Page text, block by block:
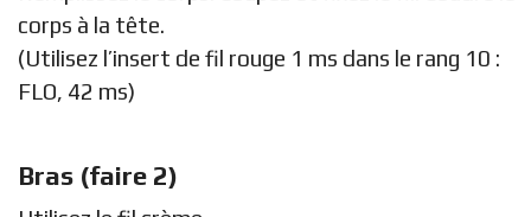
corps à la tête.
(Utilisez l’insert de fil rouge 1 ms dans le rang 10 :
FLO, 42 ms)
Bras (faire 2)